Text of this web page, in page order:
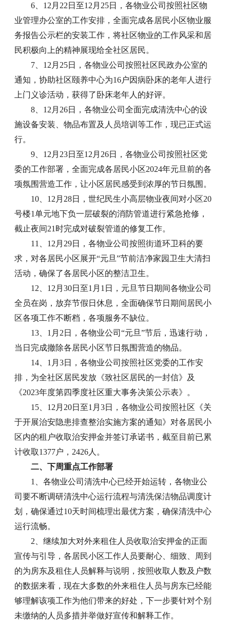
6、12月22日至12月25日，各物业公司按照社区物
业管理办公室的工作安排，全面完成各居民小区物业服
务报告公示栏的安装工作，将社区物业的工作风采和居
民积极向上的精神展现给全社区居民。
7、12月25日，各物业公司按照社区民政办公室的
通知，协助社区颐养中心为16户因病卧床的老年人进行
上门义诊活动，获得了卧床老年人的好评。
8、12月26日，各物业公司全面完成清洗中心的设
施设备安装、物品布置及人员培训等工作，现已正式运
行。
9、12月23日至12月26日，各物业公司按照社区党
委的工作部署，全面完成各居民小区2024年元旦前的各
项氛围营造工作，让小区居民感受到浓厚的节日氛围。
10、12月28日，世纪民生小高层物业夜间对小区20
号楼1单元地下负一层破裂的消防管道进行紧急抢修，
截止夜间21时完成对破裂管道的修复工作。
11、12月29日，各物业公司按照街道环卫科的要
求，对各居民小区展开“元旦”节前洁净家园卫生大清扫
活动，确保了各居民小区的整洁卫生。
12、12月30日至1月1日，元旦节日期间各物业公司
全员在岗，放弃节假日休息，全面确保节日期间居民小
区各项工作不断档，各项服务不缺位。
13、1月2日，各物业公司“元旦”节后，迅速行动，
当日完成撤除各居民小区节日氛围营造的物品。
14、1月3日，各物业公司按照社区党委的工作安
排，为全社区居民发放《致社区居民的一封信》及
《2023年度第四季度社区重大事务决策公示表》。
15、12月20日至1月3日，各物业公司按照社区《关
于开展治安隐患排查整治实施方案的通知》对各居民小
区内的租户收取治安押金并签订承诺书，截至目前已累
计收取1377户，2426人。
二、下周重点工作部署
1、各物业公司清洗中心已经开始运转，各物业公
司要不断调研清洗中心运行流程与清洗保洁物品调度计
划，确保通过10天时间梳理出最优方案，确保清洗中心
运行流畅。
2、继续加大对外来租住人员收取治安押金的正面
宣传与引导，各居民小区工作人员要耐心、细致、周到
的为房东及租住人员解释与说明，按照收取人数及户数
的数据来看，现在大多数的外来租住人员与房东已经能
够理解该项工作为他们带来的好处，下一步要针对个别
未缴纳的人员多措并举做好宣传和解释工作。